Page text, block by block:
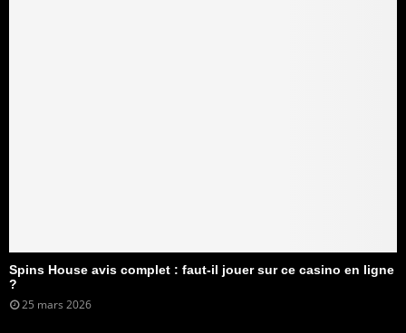
Spins House avis complet : faut-il jouer sur ce casino en ligne
?
25 mars 2026